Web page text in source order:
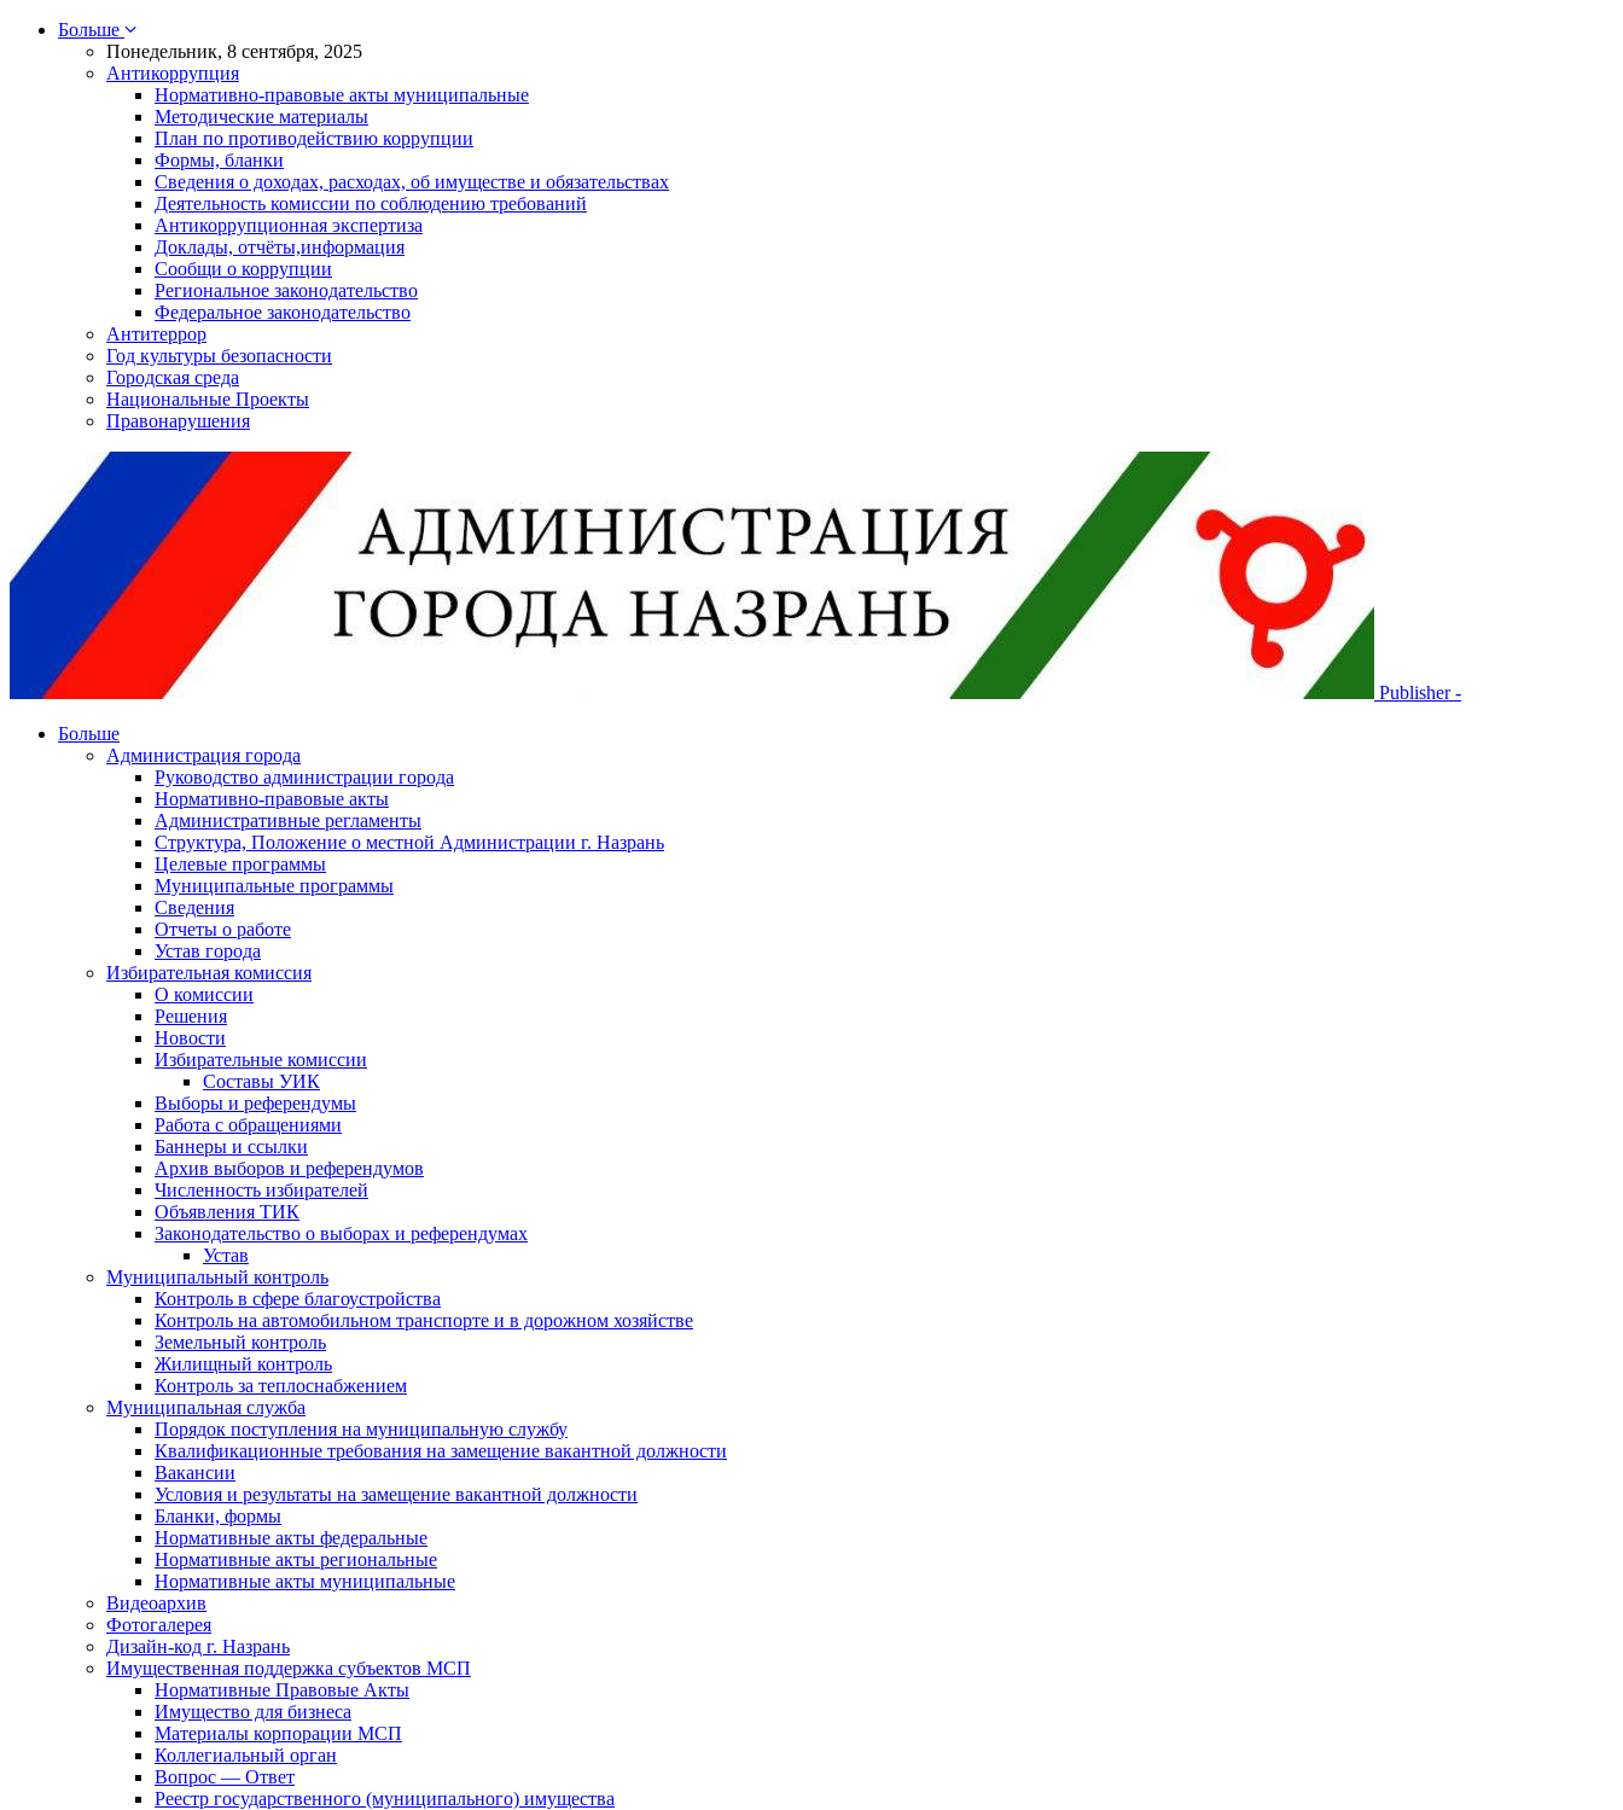
Больше
Понедельник, 8 сентября, 2025
Антикоррупция
Нормативно-правовые акты муниципальные
Методические материалы
План по противодействию коррупции
Формы, бланки
Сведения о доходах, расходах, об имуществе и обязательствах
Деятельность комиссии по соблюдению требований
Антикоррупционная экспертиза
Доклады, отчёты,информация
Сообщи о коррупции
Региональное законодательство
Федеральное законодательство
Антитеррор
Год культуры безопасности
Городская среда
Национальные Проекты
Правонарушения
Publisher -
Больше
Администрация города
Руководство администрации города
Нормативно-правовые акты
Административные регламенты
Структура, Положение о местной Администрации г. Назрань
Целевые программы
Муниципальные программы
Сведения
Отчеты о работе
Устав города
Избирательная комиссия
О комиссии
Решения
Новости
Избирательные комиссии
Составы УИК
Выборы и референдумы
Работа с обращениями
Баннеры и ссылки
Архив выборов и референдумов
Численность избирателей
Объявления ТИК
Законодательство о выборах и референдумах
Устав
Муниципальный контроль
Контроль в сфере благоустройства
Контроль на автомобильном транспорте и в дорожном хозяйстве
Земельный контроль
Жилищный контроль
Контроль за теплоснабжением
Муниципальная служба
Порядок поступления на муниципальную службу
Квалификационные требования на замещение вакантной должности
Вакансии
Условия и результаты на замещение вакантной должности
Бланки, формы
Нормативные акты федеральные
Нормативные акты региональные
Нормативные акты муниципальные
Видеоархив
Фотогалерея
Дизайн-код г. Назрань
Имущественная поддержка субъектов МСП
Нормативные Правовые Акты
Имущество для бизнеса
Материалы корпорации МСП
Коллегиальный орган
Вопрос — Ответ
Реестр государственного (муниципального) имущества